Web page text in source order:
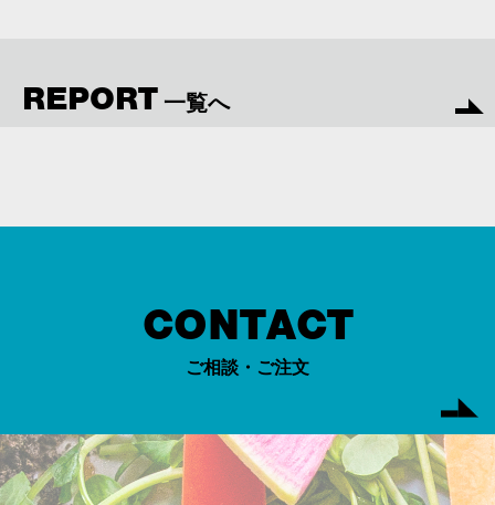
REPORT 一覧へ
CONTACT
ご相談・ご注文